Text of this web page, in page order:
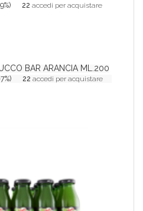
22 accedi per acquistare
BAR ARANCIA ML.200
22 accedi per acquistare